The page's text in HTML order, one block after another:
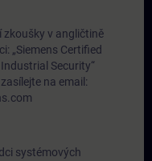
zkoušky v angličtině
„Siemens Certified
Security“
na email:
systémových